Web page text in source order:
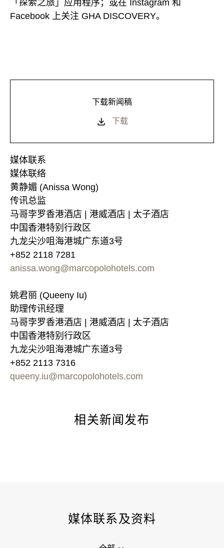
「探索之旅」应用程序；或在 Instagram 和
Facebook 上关注 GHA DISCOVERY。
下载新闻稿
下载
媒体联系
媒体联络
黄静媚 (Anissa Wong)
传讯总监
马哥孛罗香港酒店 | 港威酒店 | 太子酒店
中国香港特别行政区
九龙尖沙咀海港城广东道3号
+852 2118 7281
anissa.wong@marcopolohotels.com
姚君丽 (Queeny Iu)
助理传讯经理
马哥孛罗香港酒店 | 港威酒店 | 太子酒店
中国香港特别行政区
九龙尖沙咀海港城广东道3号
+852 2113 7316
queeny.iu@marcopolohotels.com
相关新闻发布
媒体联系及资料